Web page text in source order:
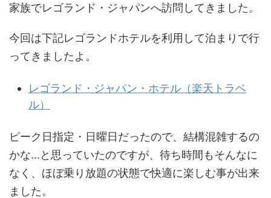
家族でレゴランド・ジャパンへ訪問してきました。
今回は下記レゴランドホテルを利用して泊まりで行
ってきましたよ。
レゴランド・ジャパン・ホテル（楽天トラベ
ル）
ピーク日指定・日曜日だったので、結構混雑するの
かな...と思っていたのですが、待ち時間もそんなに
なく、ほぼ乗り放題の状態で快適に楽しむ事が出来
ました。